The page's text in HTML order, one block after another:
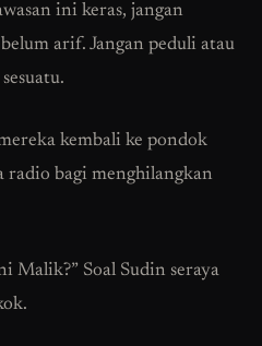
ini keras, jangan
arif. Jangan peduli atau
kembali ke pondok
radio bagi menghilangkan
Malik?” Soal Sudin seraya